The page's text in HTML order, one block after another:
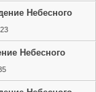
Небесного
Небесного